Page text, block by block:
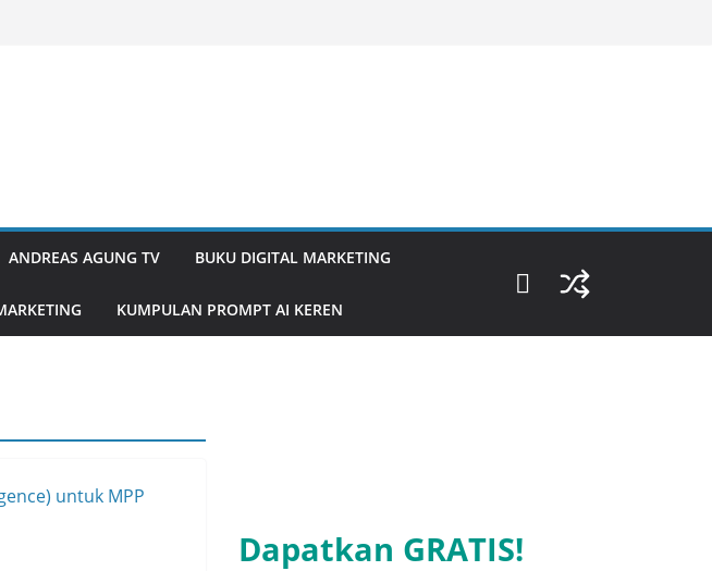
ANDREAS AGUNG TV BUKU DIGITAL MARKETING
KUMPULAN PROMPT AI KEREN
Dapatkan GRATIS!